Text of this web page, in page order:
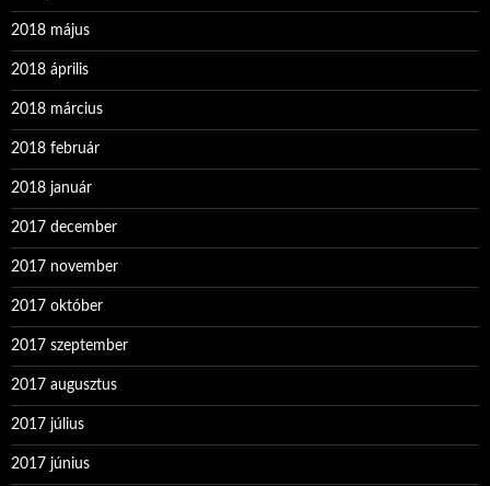
2018 május
2018 április
2018 március
2018 február
2018 január
2017 december
2017 november
2017 október
2017 szeptember
2017 augusztus
2017 július
2017 június